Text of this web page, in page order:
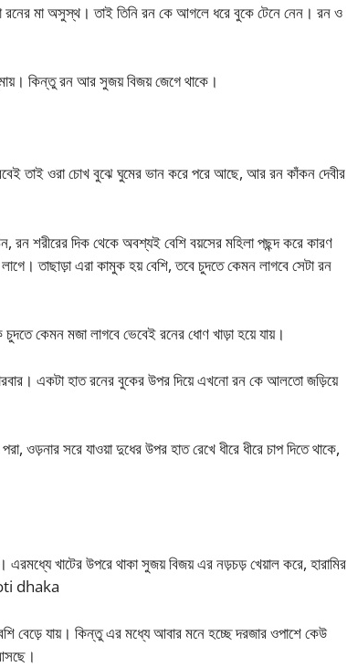
রনের মা অসুস্থ। তাই তিনি রন কে আগলে ধরে বুকে টেনে নেন। রন ও
কিন্তু রন আর সুজয় বিজয় জেগে থাকে।
তাই ওরা চোখ বুঝে ঘুমের ভান করে পরে আছে, আর রন কাঁকন দেবীর
রন শরীরের দিক থেকে অবশ্যই বেশি বয়সের মহিলা পছন্দ করে কারণ
তাছাড়া এরা কামুক হয় বেশি, তবে চুদতে কেমন লাগবে সেটা রন
কেমন মজা লাগবে ভেবেই রনের ধোণ খাড়া হয়ে যায়।
একটা হাত রনের বুকের উপর দিয়ে এখনো রন কে আলতো জড়িয়ে
ওড়নার সরে যাওয়া দুধের উপর হাত রেখে ধীরে ধীরে চাপ দিতে থাকে,
খাটের উপরে থাকা সুজয় বিজয় এর নড়চড় খেয়াল করে, হারামির
dhaka
বেড়ে যায়। কিন্তু এর মধ্যে আবার মনে হচ্ছে দরজার ওপাশে কেউ